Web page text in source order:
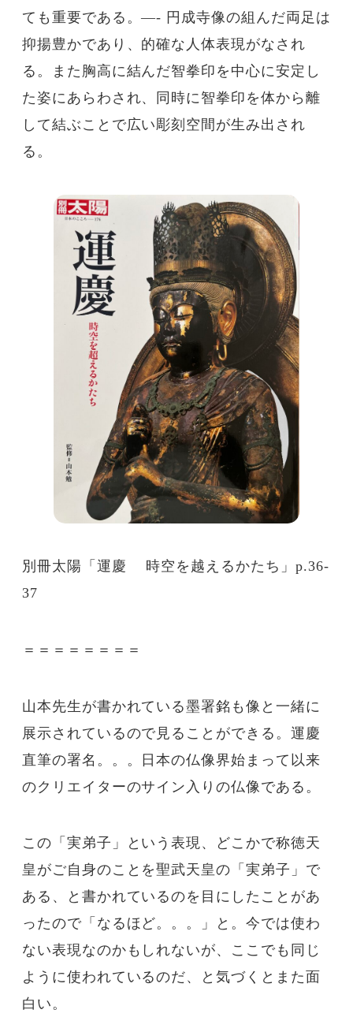
ても重要である。—- 円成寺像の組んだ両足は
抑揚豊かであり、的確な人体表現がなされ
る。また胸高に結んだ智拳印を中心に安定し
た姿にあらわされ、同時に智拳印を体から離
して結ぶことで広い彫刻空間が生み出され
る。
別冊太陽「運慶 時空を越えるかたち」p.36-
37
＝＝＝＝＝＝＝＝
山本先生が書かれている墨署銘も像と一緒に
展示されているので見ることができる。運慶
直筆の署名。。。日本の仏像界始まって以来
のクリエイターのサイン入りの仏像である。
この「実弟子」という表現、どこかで称徳天
皇がご自身のことを聖武天皇の「実弟子」で
ある、と書かれているのを目にしたことがあ
ったので「なるほど。。。」と。今では使わ
ない表現なのかもしれないが、ここでも同じ
ように使われているのだ、と気づくとまた面
白い。